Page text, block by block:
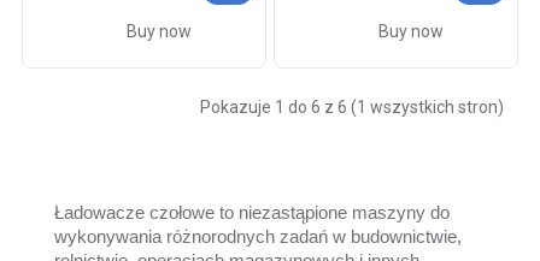
Buy now Buy now
Pokazuje 1 do 6 z 6 (1 wszystkich stron)
Ładowacze czołowe to niezastąpione maszyny do
wykonywania różnorodnych zadań w budownictwie,